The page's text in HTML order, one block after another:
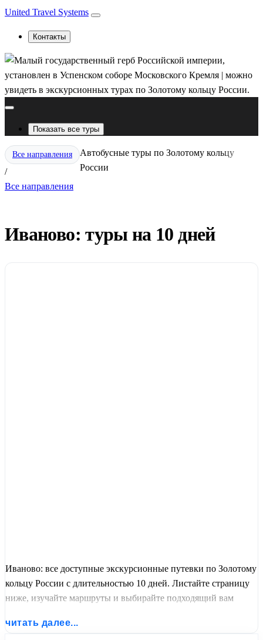
United Travel Systems
Контакты
Показать все туры
Все направления
/
Автобусные туры по Золотому кольцу
России
Все направления
Иваново: туры на 10 дней
Иваново: все доступные экскурсионные путевки по Золотому
кольцу России с длительностью 10 дней. Листайте страницу
ниже, изучайте маршруты и выбирайте подходящий вам
United Travel Systems.
читать далее...